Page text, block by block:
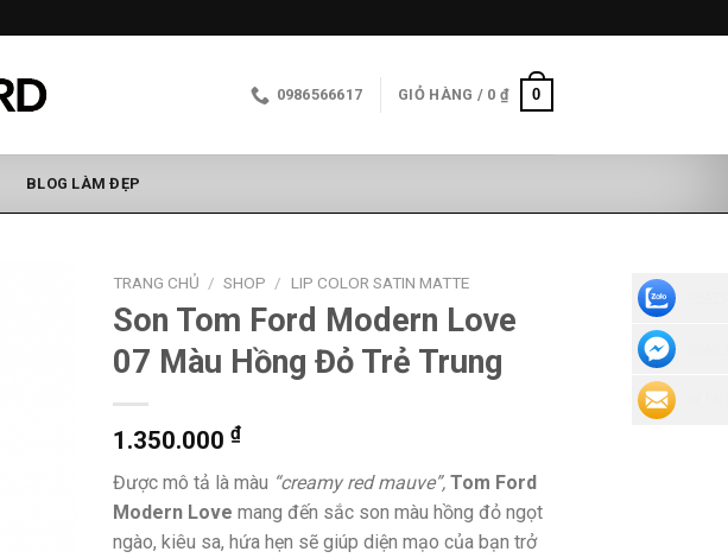
0986566617 GIỎ HÀNG / 0 ₫ 0
BLOG LÀM ĐẸP
TRANG CHỦ / SHOP / LIP COLOR SATIN MATTE
Son Tom Ford Modern Love
07 Màu Hồng Đỏ Trẻ Trung
1.350.000₫
Được mô tả là màu “creamy red mauve”,Tom Ford
Modern Lovemang đến sắc son màu hồng đỏ ngọt
ngào, kiêu sa, hứa hẹn sẽ giúp diện mạo của bạn trở